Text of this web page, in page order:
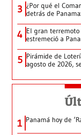
3 ¿Por qué el
detrás de
4 El gran
estremeció a
5 Pirámide de
agosto de 2026,
1 Panamá hoy de